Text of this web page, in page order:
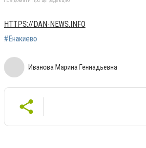
HTTPS://DAN-NEWS.INFO
#Енакиево
Иванова Марина Геннадьевна